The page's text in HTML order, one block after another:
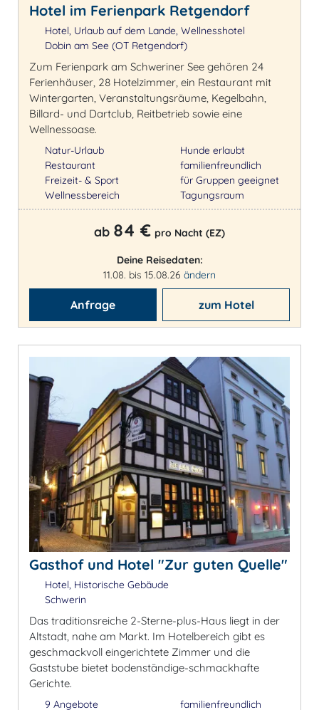
Hotel im Ferienpark Retgendorf
Hotel, Urlaub auf dem Lande, Wellnesshotel
Dobin am See (OT Retgendorf)
Zum Ferienpark am Schweriner See gehören 24
Ferienhäuser, 28 Hotelzimmer, ein Restaurant mit
Wintergarten, Veranstaltungsräume, Kegelbahn,
Billard- und Dartclub, Reitbetrieb sowie eine
Wellnessoase.
Natur-Urlaub
Restaurant
Freizeit- & Sport
Wellnessbereich
Hunde erlaubt
familienfreundlich
für Gruppen geeignet
Tagungsraum
ab 84 € pro Nacht (EZ)
Deine Reisedaten:
11.08. bis 15.08.26 ändern
Anfrage zum Hotel
Gasthof und Hotel "Zur guten Quelle"
Hotel, Historische Gebäude
Schwerin
Das traditionsreiche 2-Sterne-plus-Haus liegt in der
Altstadt, nahe am Markt. Im Hotelbereich gibt es
geschmackvoll eingerichtete Zimmer und die
Gaststube bietet bodenständige-schmackhafte
Gerichte.
9 Angebote
familienfreundlich